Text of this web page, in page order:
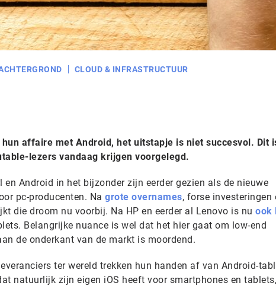
CLOUD & INFRASTRUCTUUR
affaire met Android, het uitstapje is niet succesvol. Dit
lezers vandaag krijgen voorgelegd.
Android in het bijzonder zijn eerder gezien als de nieuwe
pc-producenten. Na grote overnames, forse investeringen
die droom nu voorbij. Na HP en eerder al Lenovo is nu ook
Belangrijke nuance is wel dat het hier gaat om low-end
de onderkant van de markt is moordend.
ter wereld trekken hun handen af van Android-
natuurlijk zijn eigen iOS heeft voor smartphones en